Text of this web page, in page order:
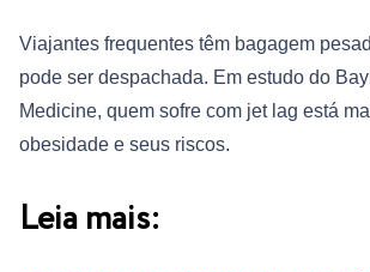
Viajantes frequentes têm bagagem
pode ser despachada. Em estudo do
Medicine, quem sofre com jet lag está
obesidade e seus riscos.
Leia mais: